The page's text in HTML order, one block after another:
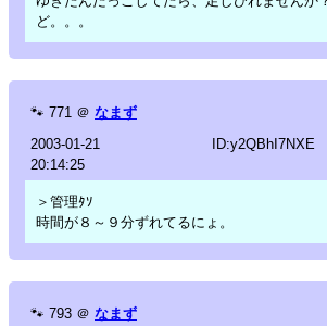
ど。。。
🐾 771 ＠ なまず
2003-01-21
20:14:25
ID:y2QBhI7NXE
＞管理ﾀｿ
時間が８～９分ずれてるにょ。
🐾 793 ＠ なまず